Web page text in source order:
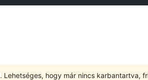
. Lehetséges, hogy már nincs karbantartva,